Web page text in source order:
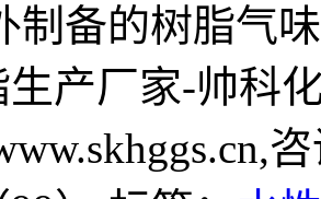
制备的树脂气
生产厂家-帅科